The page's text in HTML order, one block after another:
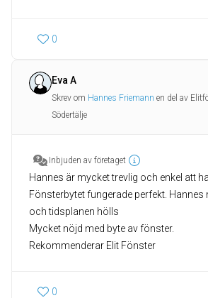
0
Eva A
Skrev om Hannes Friemann en del av
Södertälje
Inbjuden av företaget
Hannes är mycket trevlig och enkel att
Fönsterbytet fungerade perfekt.
och tidsplanen hölls
Mycket nöjd med byte av fönster.
Rekommenderar Elit Fönster
0